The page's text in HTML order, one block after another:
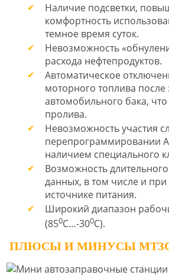
Наличие подсветки,
комфортность
темное время суток.
Невозможность
расхода нефтепродуктов.
Автоматическое
моторного топлива после
автомобильного бака,
пролива.
Невозможность участия
перепрограммировании
наличием специального
Возможность
данных, в том числе и
источнике питания.
Широкий диапазон
(850С…-300С).
ПЛЮСЫ И МИНУСЫ